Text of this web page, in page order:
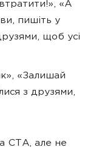
«А
пишіть у
щоб усі
«Залишай
з друзями,
CTA, але не